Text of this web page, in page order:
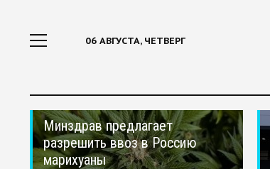
06 АВГУСТА, ЧЕТВЕРГ
Минздрав предлагает
разрешить ввоз в Россию
марихуаны